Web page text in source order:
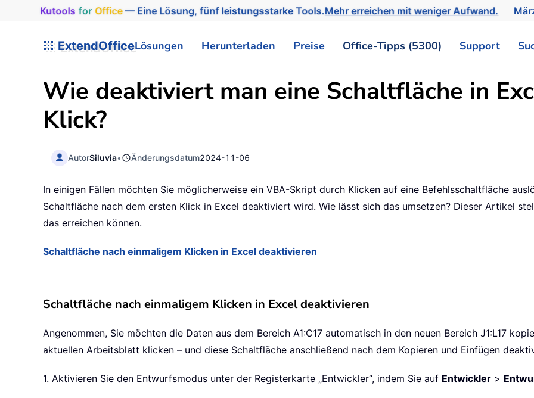
Kutools for Office— Eine Lösung, fünf leistungsstarke Tools.Mehr erreichen mit weniger Aufwand.
ExtendOfficeLösungen Herunterladen Preise Office-Tipps (5300) Support
Wie deaktiviert man eine Schaltfläche in
Klick?
AutorSiluvia• Änderungsdatum2024-11-06
In einigen Fällen möchten Sie möglicherweise ein VBA-Skript durch Klicken auf eine Befehlsschaltfläche
Schaltfläche nach dem ersten Klick in Excel deaktiviert wird. Wie lässt sich das umsetzen? Dieser Artikel
das erreichen können.
Schaltfläche nach einmaligem Klicken in Excel deaktivieren
Schaltfläche nach einmaligem Klicken in Excel deaktivieren
Angenommen, Sie möchten die Daten aus dem Bereich A1:C17 automatisch in den neuen Bereich J1:L17
aktuellen Arbeitsblatt klicken – und diese Schaltfläche anschließend nach dem Kopieren und Einfügen
1. Aktivieren Sie den Entwurfsmodus unter der Registerkarte „Entwickler“, indem Sie auf Entwickler >